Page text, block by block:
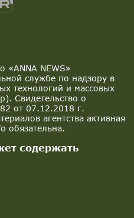
«ANNA NEWS»
службе по надзору в
технологий и массовых
Свидетельство о
от 07.12.2018 г.
агентства активная
обязательна.
содержать